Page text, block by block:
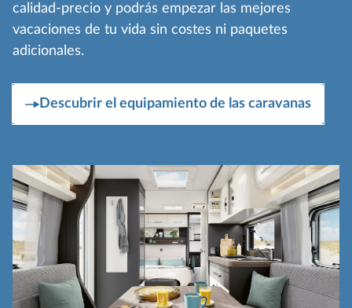
calidad-precio y podrás empezar las mejores
vacaciones de tu vida sin costes ni paquetes
adicionales.
Descubrir el equipamiento de las caravanas